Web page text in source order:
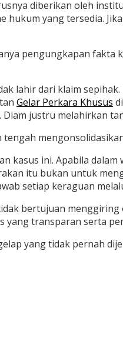
diberikan oleh
yang tersedia.
pengungkapan
lahir dari klaim
Gelar Perkara Khusus
justru melahirkan
kasus ini. Apabila
itu bukan untuk
setiap keraguan
bertujuan
transparan serta
yang tidak pernah